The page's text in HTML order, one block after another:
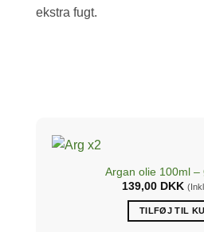
ekstra fugt.
Argan olie 100ml –
139,00 DKK
TILFØJ TIL